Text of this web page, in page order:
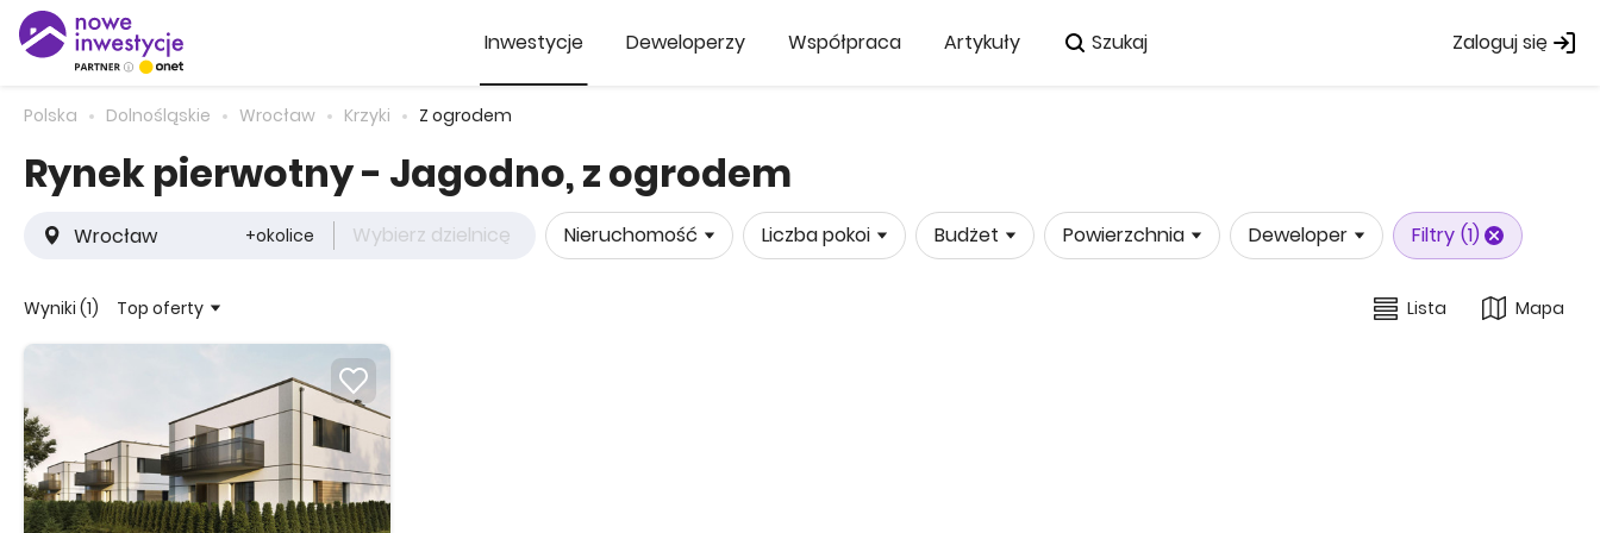
Inwestycje Deweloperzy Współpraca Artykuły Szukaj Zaloguj się
Polska Dolnośląskie Wrocław Krzyki Z ogrodem
Rynek pierwotny - Jagodno, z ogrodem
+okolice Wybierz dzielnicę Nieruchomość Liczba pokoi Budżet Powierzchnia Deweloper Filtry (1)
Wyniki (1) Top oferty Lista Mapa